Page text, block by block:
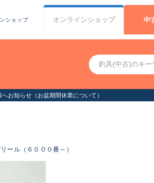
ショップ オンラインショップ 中
へお知らせ（お盆期間休業について）
ール（６０００番～）